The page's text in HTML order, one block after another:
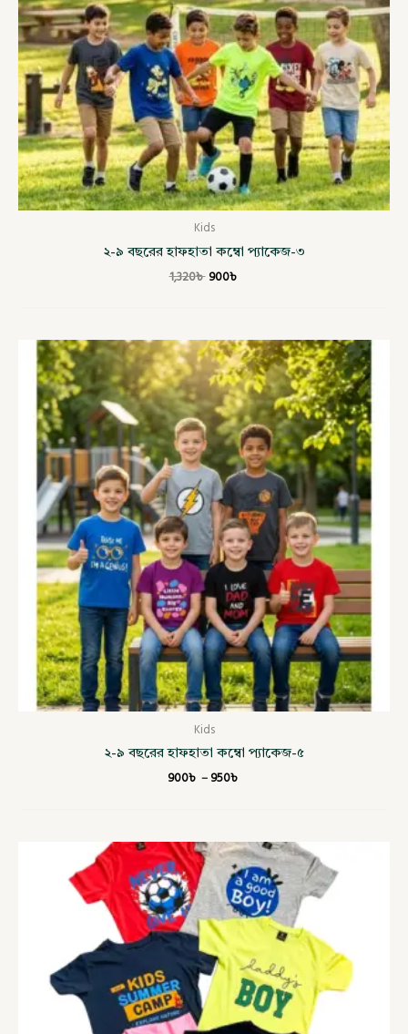
Kids
২-৯ বছরের হাফহাতা কম্বো প্যাকেজ-৩
1,320৳ 900৳
Kids
২-৯ বছরের হাফহাতা কম্বো প্যাকেজ-৫
900৳ –950৳
Price
range:
900৳
through
950৳
Price
range:
900৳
through
950৳